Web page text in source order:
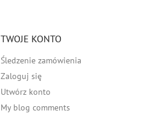
TWOJE KONTO
Śledzenie zamówienia
Zaloguj się
Utwórz konto
My blog comments